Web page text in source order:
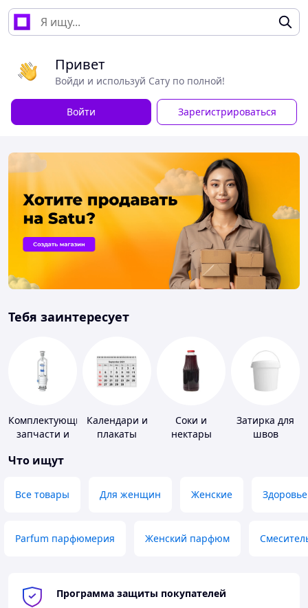
Привет
Войди и используй Сату по полной!
Войти Зарегистрироваться
Тебя заинтересует
Комплектующие,
запчасти и
материалы
сантехники
Календари и
плакаты
Соки и
нектары
Затирка для
швов
Что ищут
Все товары Для женщин Женские Здоровье
Parfum парфюмерия Женский парфюм
Программа защиты покупателей